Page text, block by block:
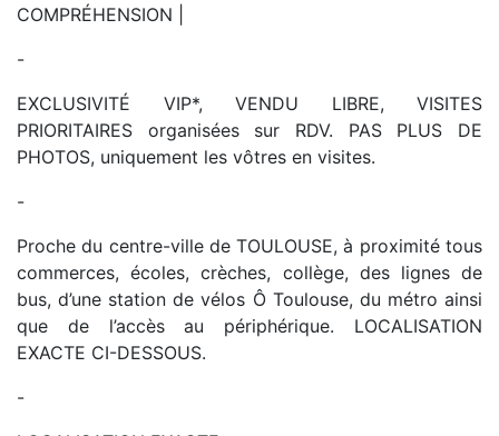
COMPRÉHENSION |
-
EXCLUSIVITÉ VIP*, VENDU LIBRE, VISITES
PRIORITAIRES organisées sur RDV. PAS PLUS DE
PHOTOS, uniquement les vôtres en visites.
-
Proche du centre-ville de TOULOUSE, à proximité tous
commerces, écoles, crèches, collège, des lignes de
bus, d’une station de vélos Ô Toulouse, du métro ainsi
que de l’accès au périphérique. LOCALISATION
EXACTE CI-DESSOUS.
-